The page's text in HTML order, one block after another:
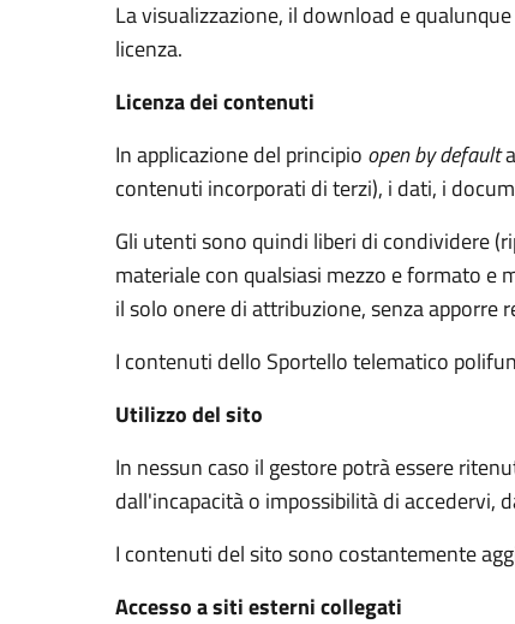
La visualizzazione, il download e
licenza.
Licenza dei contenuti
In applicazione del principio open by default
contenuti incorporati di terzi), i dati, i
Gli utenti sono quindi liberi di condividere
materiale con qualsiasi mezzo e formato e
il solo onere di attribuzione, senza apporre
I contenuti dello Sportello telematico
Utilizzo del sito
In nessun caso il gestore potrà essere
dall'incapacità o impossibilità di
I contenuti del sito sono costantemente
Accesso a siti esterni collegati